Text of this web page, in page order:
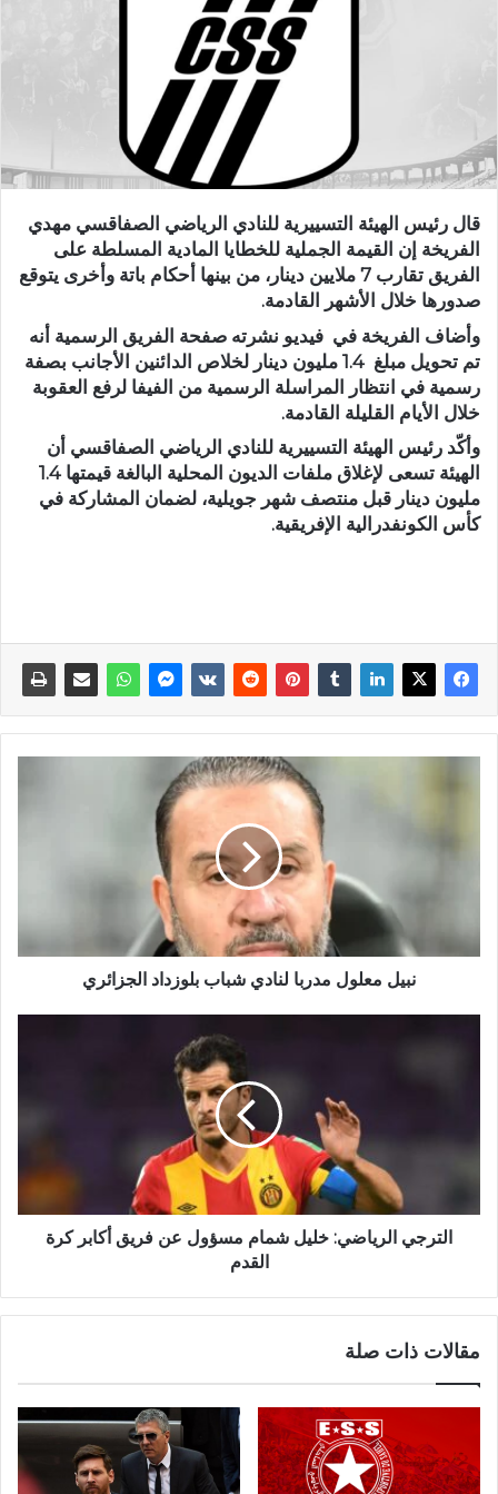
قال رئيس الهيئة التسييرية للنادي الرياضي الصفاقسي مهدي
الفريخة إن القيمة الجملية للخطايا المادية المسلطة على
الفريق تقارب 7 ملايين دينار، من بينها أحكام باتة وأخرى يتوقع
صدورها خلال الأشهر القادمة.
وأضاف الفريخة في فيديو نشرته صفحة الفريق الرسمية أنه
تم تحويل مبلغ 1.4 مليون دينار لخلاص الدائنين الأجانب بصفة
رسمية في انتظار المراسلة الرسمية من الفيفا لرفع العقوبة
خلال الأيام القليلة القادمة.
وأكّد رئيس الهيئة التسييرية للنادي الرياضي الصفاقسي أن
الهيئة تسعى لإغلاق ملفات الديون المحلية البالغة قيمتها 1.4
مليون دينار قبل منتصف شهر جويلية، لضمان المشاركة في
كأس الكونفدرالية الإفريقية.
نبيل معلول مدربا لنادي شباب بلوزداد الجزائري
الترجي الرياضي: خليل شمام مسؤول عن فريق أكابر كرة
القدم
مقالات ذات صلة